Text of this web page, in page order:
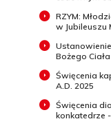
RZYM:
w Jubileuszu
Bożego
Święcenia
A.D. 2025
Święcenia
konkatedrze